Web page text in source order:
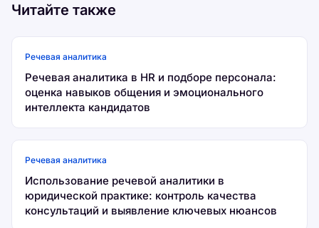
Читайте также
Речевая аналитика
Речевая аналитика в HR и подборе персонала:
оценка навыков общения и эмоционального
интеллекта кандидатов
Речевая аналитика
Использование речевой аналитики в
юридической практике: контроль качества
консультаций и выявление ключевых нюансов